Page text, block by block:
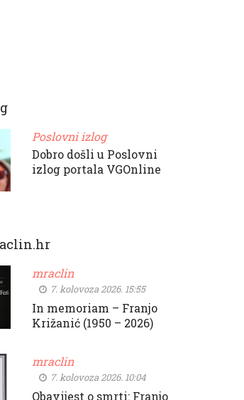
Poslovni izlog
Dobro došli u Poslovni
izlog portala VGOnline
mraclin
7. kolovoza 2026. 15:55
In memoriam – Franjo
Križanić (1950 – 2026)
mraclin
7. kolovoza 2026. 10:04
Obavijest o smrti: Franjo